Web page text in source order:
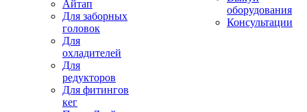
Айтап
Для заборных
головок
Для
охладителей
Для
редукторов
Для фитингов
кег
оборудования
Консультации